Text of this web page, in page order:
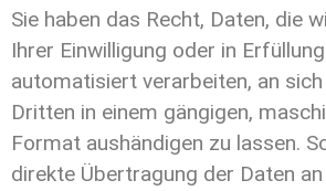
Sie haben das Recht, Daten, die
Ihrer Einwilligung oder in
automatisiert verarbeiten, an
Dritten in einem gängigen,
Format aushändigen zu lassen.
direkte Übertragung der Daten